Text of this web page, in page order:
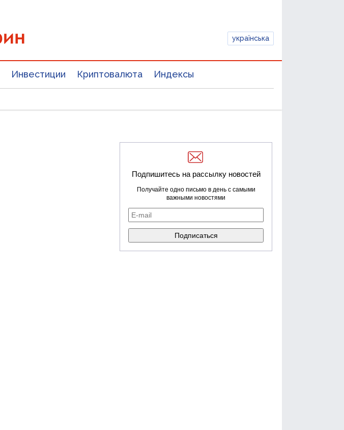
українська
Инвестиции Криптовалюта Индексы
Подпишитесь на рассылку новостей
Получайте одно письмо в день с самыми
важными новостями